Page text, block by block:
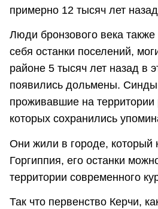
примерно 12 тысяч лет
Люди бронзового века
себя останки поселений,
районе 5 тысяч лет назад в
появились дольмены.
проживавшие на
которых сохранились
Они жили в городе, который
Горгиппия, его останки
территории современного
Так что первенство Керчи,